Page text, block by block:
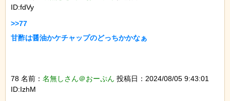
ID:fdVy
>>77
甘酢は醤油かケチャップのどっちかかなぁ
78 名前： 名無しさん＠おーぷん 投稿日：2024/08/05 9:43:01
ID:IzhM